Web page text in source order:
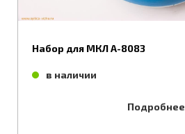
Набор для МКЛ А-8083
в наличии
Подробнее